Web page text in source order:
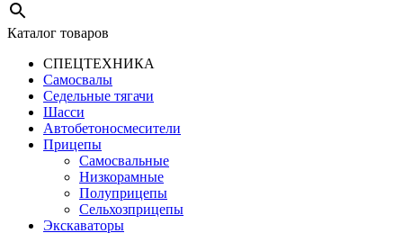
Каталог товаров
СПЕЦТЕХНИКА
Самосвалы
Седельные тягачи
Шасси
Автобетоно­смесители
Прицепы
Самосвальные
Низкорамные
Полуприцепы
Сельхозприцепы
Экскаваторы